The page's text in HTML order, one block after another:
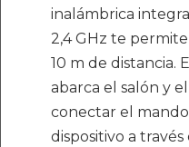
inalámbrica
2,4 GHz te
10 m de distancia.
abarca el salón y
conectar el
dispositivo a